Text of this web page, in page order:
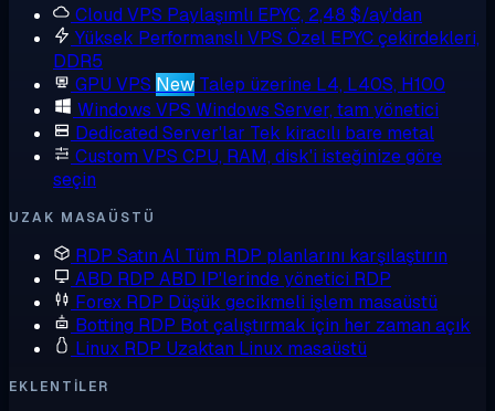
Cloud VPS Paylaşımlı EPYC, 2,48 $/ay'dan
Yüksek Performanslı VPS Özel EPYC çekirdekleri,
DDR5
GPU VPS New Talep üzerine L4, L40S, H100
Windows VPS Windows Server, tam yönetici
Dedicated Server'lar Tek kiracılı bare metal
Custom VPS CPU, RAM, disk'i isteğinize göre
seçin
UZAK MASAÜSTÜ
RDP Satın Al Tüm RDP planlarını karşılaştırın
ABD RDP ABD IP'lerinde yönetici RDP
Forex RDP Düşük gecikmeli işlem masaüstü
Botting RDP Bot çalıştırmak için her zaman açık
Linux RDP Uzaktan Linux masaüstü
EKLENTILER